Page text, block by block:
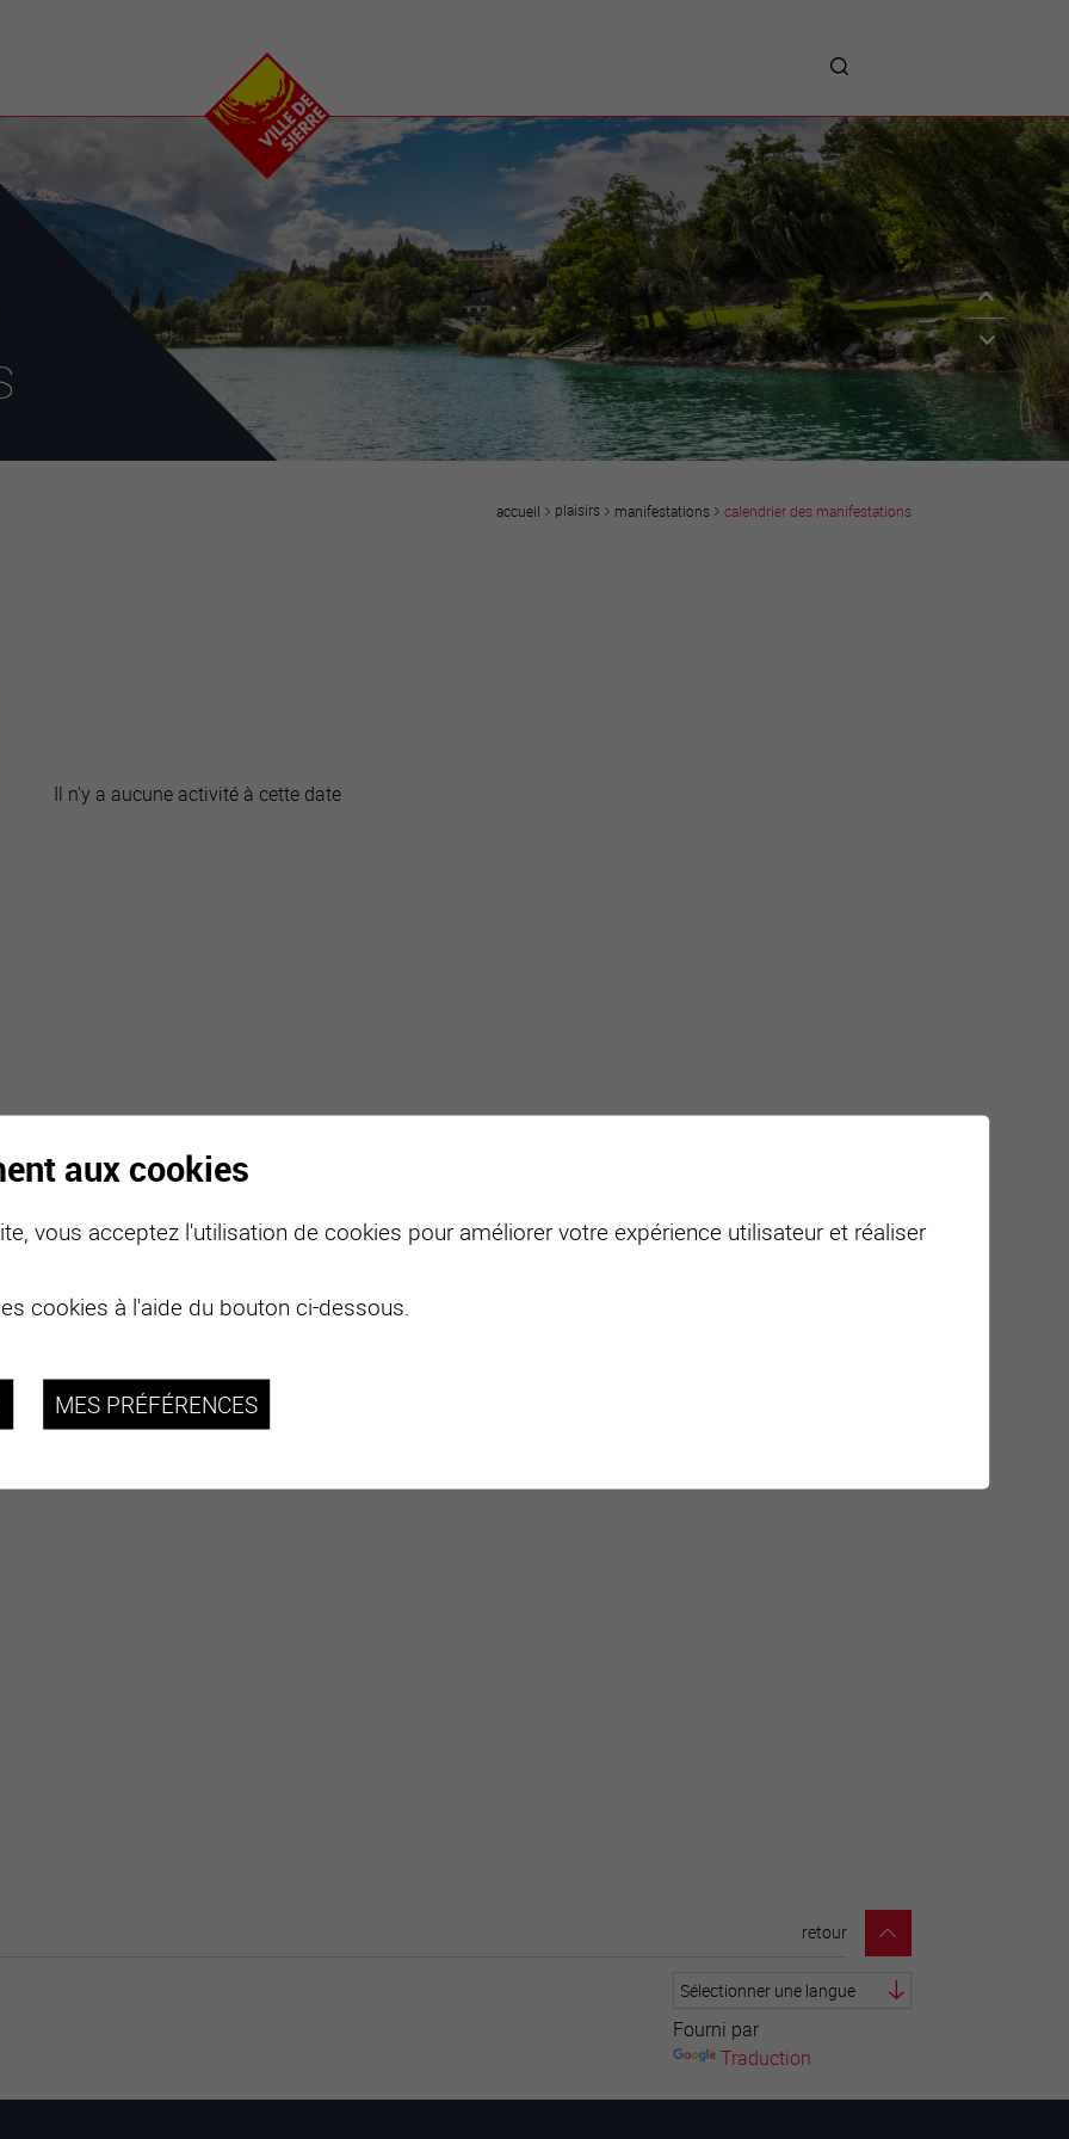
2028
Manifestations
Vins, gastronomie et
séjours
Clubs et associations
Nature
Projets
Chantiers en ville
centre-ville
Prestations
Avantages
Unternehmen :
Willkommen!
Companies : Welcome!
Imprese : benvenute!
accueil plaisirs manifestations calendrier des manifestations
Il n'y a aucune activité à cette date
Fourni par
Traduction
retour
aux cookies
vous acceptez l'utilisation de cookies pour améliorer votre expérience utilisateur et réaliser
cookies à l'aide du bouton ci-dessous.
MES PRÉFÉRENCES